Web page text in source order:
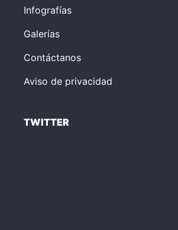
Infografías
Galerías
Contáctanos
Aviso de privacidad
TWITTER